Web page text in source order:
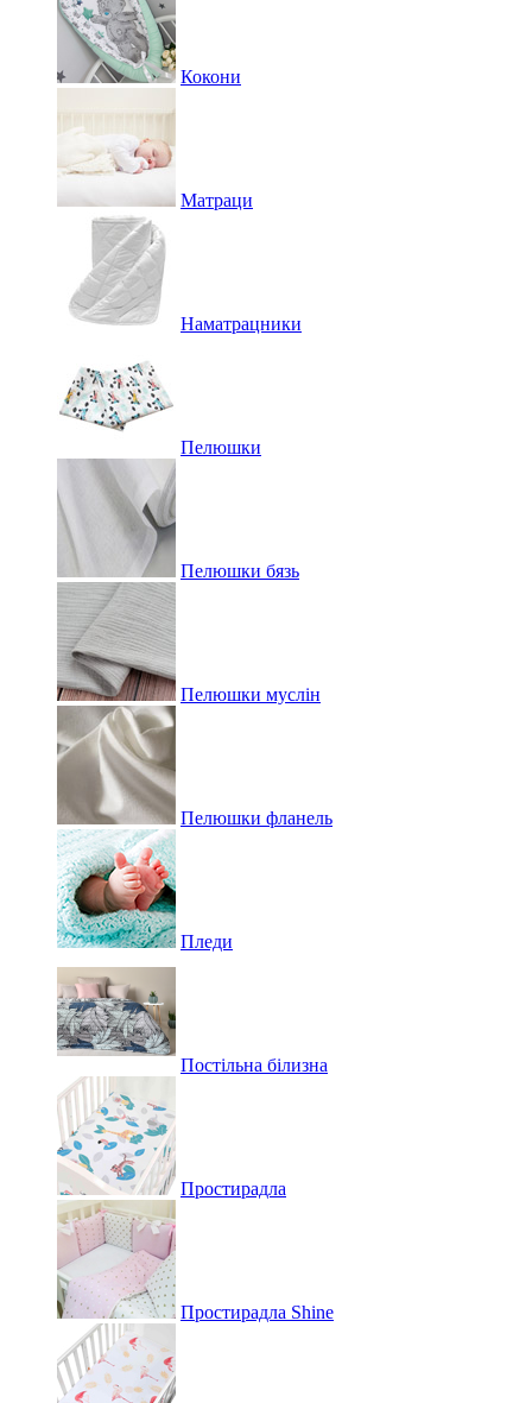
Кокони
Матраци
Наматрацники
Пелюшки
Пелюшки бязь
Пелюшки муслін
Пелюшки фланель
Пледи
Постільна білизна
Простирадла
Простирадла Shine